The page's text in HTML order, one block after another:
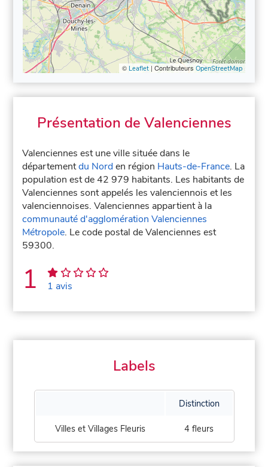
© Leaflet| Contributeurs OpenStreetMap
Présentation de Valenciennes
Valenciennes est une ville située dans le
départementdu Norden région Hauts-de-France. La
population est de 42 979 habitants. Les habitants de
Valenciennes sont appelés les valenciennois et les
valenciennoises. Valenciennes appartient à la
communauté d'agglomération Valenciennes
Métropole. Le code postal de Valenciennes est
59300.
1 1 avis
Labels
Distinction
Villes et Villages Fleuris 4 fleurs